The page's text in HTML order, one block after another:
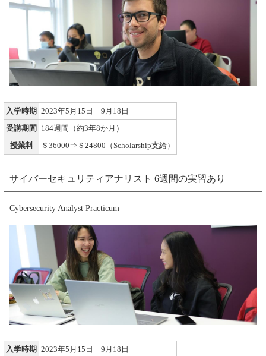
入学時期 2023年5月15日 9月18日
受講期間 184週間（約3年8か月）
授業料 ＄36000⇒＄24800（Scholarship支給）
サイバーセキュリティアナリスト 6週間の実習あり
Cybersecurity Analyst Practicum
入学時期 2023年5月15日 9月18日